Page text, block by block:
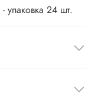
упаковка 24 шт.